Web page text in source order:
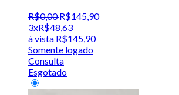
R$0,00 R$145,90
3xR$48,63
à vista R$145,90
Somente logado
Consulta
Esgotado